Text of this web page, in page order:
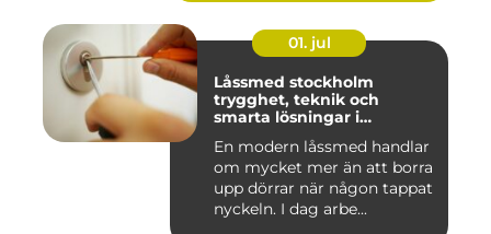
01. jul
Låssmed stockholm
trygghet, teknik och
smarta lösningar i
En modern låssmed handlar
om mycket mer än att borra
upp dörrar när någon tappat
nyckeln. I dag arbe...